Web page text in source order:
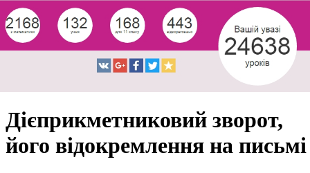
Дієприкметниковий зворот,
його відокремлення на письмі